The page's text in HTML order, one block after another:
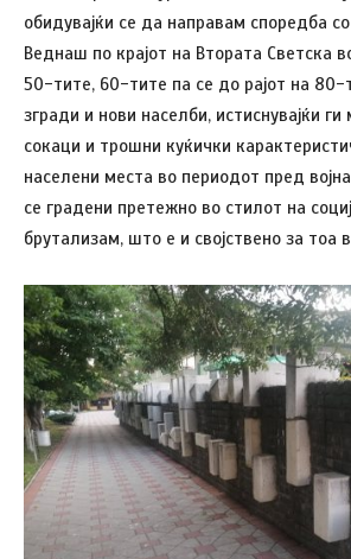
обидувајќи се да направам споредба
Веднаш по крајот на Втората Светска
50-тите, 60-тите па се до рајот на 80-
згради и нови населби, истиснувајќи
сокаци и трошни куќички
населени места во периодот пред
се градени претежно во стилот на
брутализам, што е и својствено за тоа